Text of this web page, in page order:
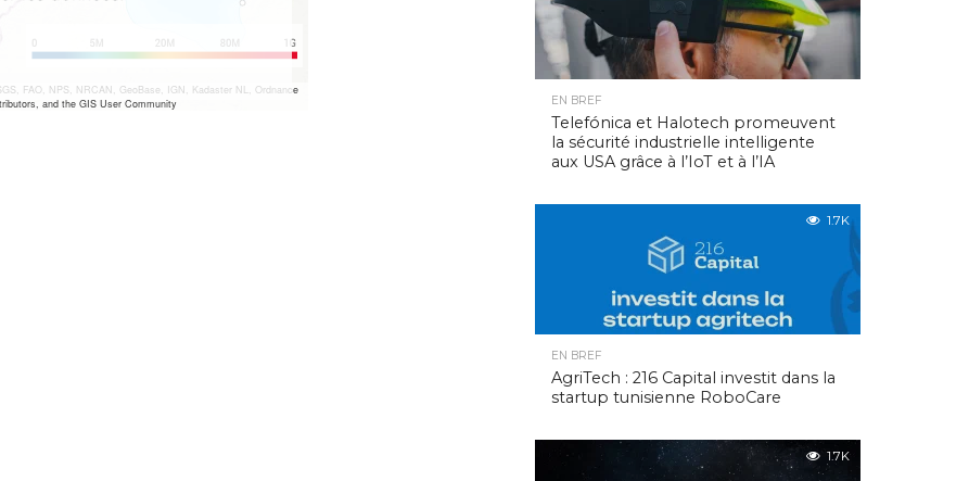
EN BREF
Telefónica et Halotech promeuvent
la sécurité industrielle intelligente
aux USA grâce à l’IoT et à l’IA
1.7K
EN BREF
AgriTech : 216 Capital investit dans la
startup tunisienne RoboCare
1.7K